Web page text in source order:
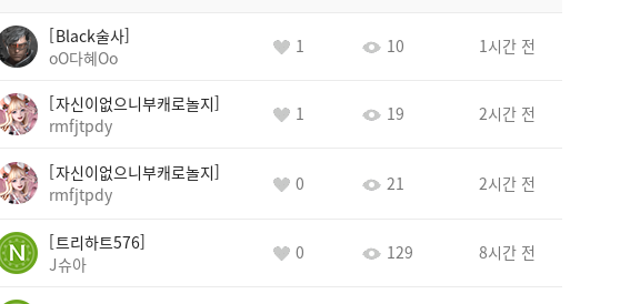
Black술사
oO다혜Oo
1 10 1시간 전
자신이없으니부캐로놀지
rmfjtpdy
1 19 2시간 전
자신이없으니부캐로놀지
rmfjtpdy
0 21 2시간 전
트리하트576
J슈아
0 129 8시간 전